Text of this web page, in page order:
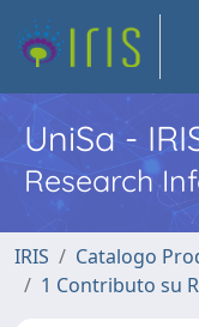
UniSa -
Research
IRIS
Catalogo
1 Contributo su